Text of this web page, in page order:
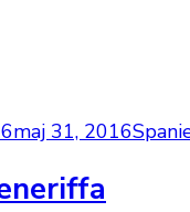
maj 31, 2016